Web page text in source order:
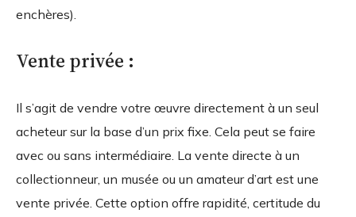
enchères).
Vente privée :
Il s’agit de vendre votre œuvre directement à un seul
acheteur sur la base d’un prix fixe. Cela peut se faire
avec ou sans intermédiaire. La vente directe à un
collectionneur, un musée ou un amateur d’art est une
vente privée. Cette option offre rapidité, certitude du